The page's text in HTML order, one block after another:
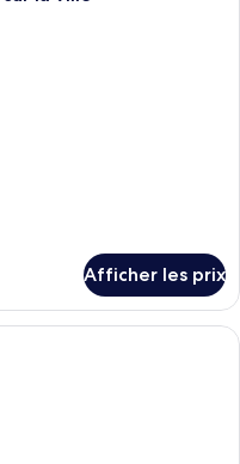
Afficher les prix
balcon moderne avec des garde-